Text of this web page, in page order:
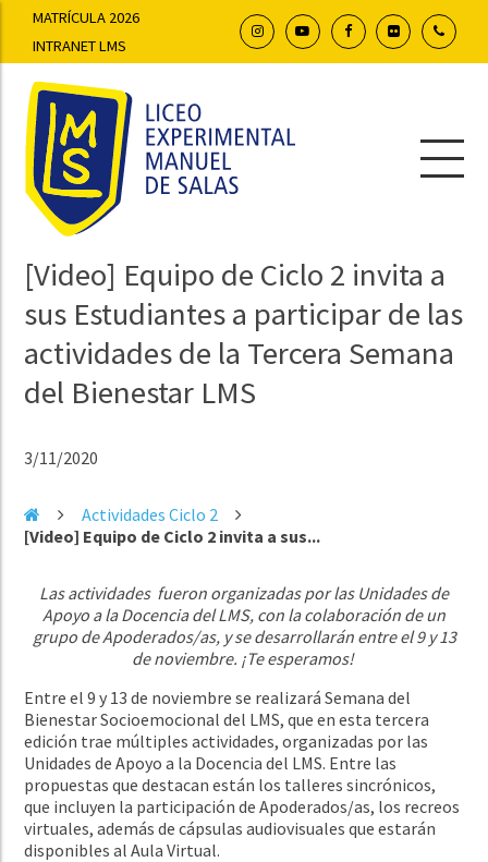
MATRÍCULA 2026
INTRANET LMS
[Video] Equipo de Ciclo 2 invita a
sus Estudiantes a participar de las
actividades de la Tercera Semana
del Bienestar LMS
3/11/2020
Actividades Ciclo 2
[Video] Equipo de Ciclo 2 invita a sus...
Las actividades fueron organizadas por las Unidades de
Apoyo a la Docencia del LMS, con la colaboración de un
grupo de Apoderados/as, y sedesarrollarán entre el 9 y 13
de noviembre. ¡Te esperamos!
Entre el 9 y 13 de noviembre se realizará Semana del
Bienestar Socioemocional del LMS, que en esta tercera
edición trae múltiples actividades, organizadas por las
Unidades de Apoyo a la Docencia del LMS. Entre las
propuestas que destacan están los talleres sincrónicos,
que incluyen la participación de Apoderados/as, los recreos
virtuales, además de cápsulas audiovisuales que estarán
disponibles al Aula Virtual.